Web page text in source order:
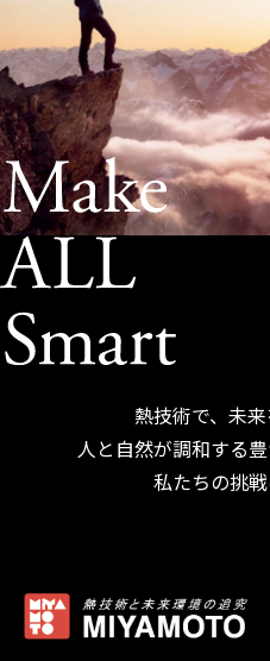
熱技術で、未来
人と自然が調和する
私たちの挑戦